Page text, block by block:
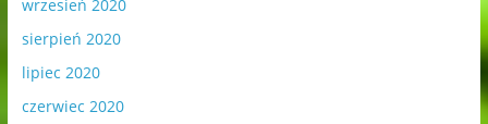
wrzesień 2020
sierpień 2020
lipiec 2020
czerwiec 2020